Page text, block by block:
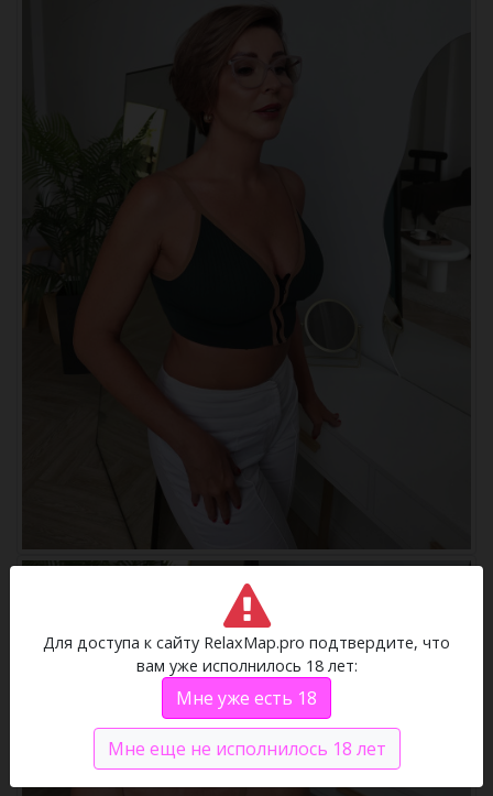
Для доступа к сайту RelaxMap.pro подтвердите, что
вам уже исполнилось 18 лет:
Мне уже есть 18
Мне еще не исполнилось 18 лет